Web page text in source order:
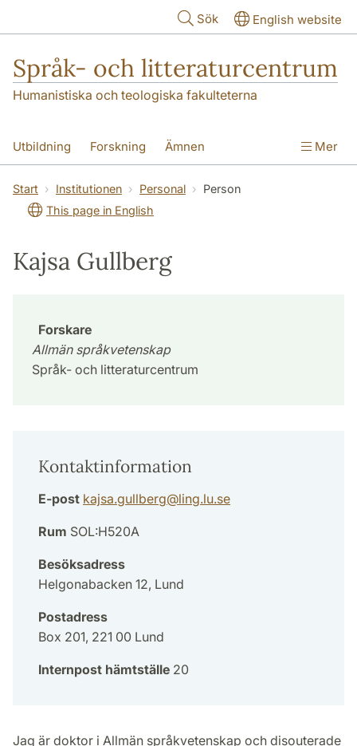
Sök English website
Språk- och litteraturcentrum
Humanistiska och teologiska fakulteterna
Utbildning Forskning Ämnen
SOL-husen Kontakt Institutionen
översättning till svenska
Mer
Start Institutionen Personal
Person
This page in English
Kajsa Gullberg
Forskare
Allmän språkvetenskap
Språk- och litteraturcentrum
Kontaktinformation
E-post kajsa.gullberg@ling.lu.se
Rum SOL:H520A
Besöksadress
Helgonabacken 12, Lund
Postadress
Box 201, 221 00 Lund
Internpost hämtställe 20
Jag är doktor i Allmän språkvetenskap och disouterade